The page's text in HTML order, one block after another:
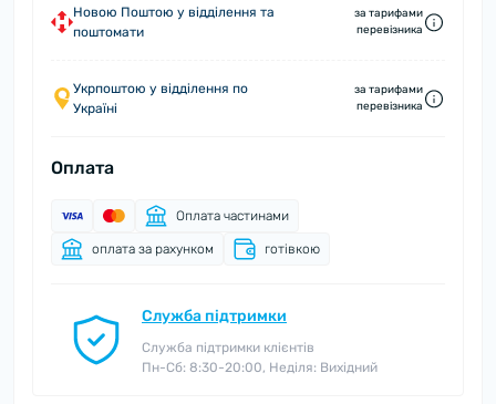
Новою Поштою у відділення та
поштомати
за тарифами
перевізника
Укрпоштою у відділення по
Україні
за тарифами
перевізника
Оплата
Оплата частинами
оплата за рахунком готівкою
Служба підтримки
Служба підтримки клієнтів
Пн-Сб: 8:30-20:00, Неділя: Вихідний